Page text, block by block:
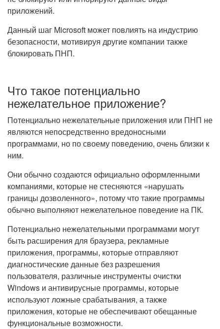
приложений.
Данный шаг Microsoft может повлиять на индустрию
безопасности, мотивируя другие компании также
блокировать ПНП.
Что такое потенциально
нежелательное приложение?
Потенциально нежелательные приложения или ПНП не
являются непосредственно вредоносными
программами, но по своему поведению, очень близки к
ним.
Они обычно создаются официально оформленными
компаниями, которые не стесняются «нарушать
границы дозволенного», потому что такие программы
обычно выполняют нежелательное поведение на ПК.
Потенциально нежелательными программами могут
быть расширения для браузера, рекламные
приложения, программы, которые отправляют
диагностические данные без разрешения
пользователя, различные инструменты очистки
Windows и антивирусные программы, которые
используют ложные срабатывания, а также
приложения, которые не обеспечивают обещанные
функциональные возможности.